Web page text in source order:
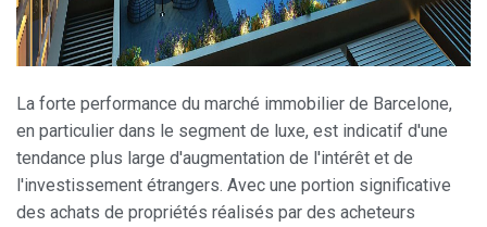
La forte performance du marché immobilier de Barcelone,
en particulier dans le segment de luxe, est indicatif d'une
tendance plus large d'augmentation de l'intérêt et de
l'investissement étrangers. Avec une portion significative
des achats de propriétés réalisés par des acheteurs